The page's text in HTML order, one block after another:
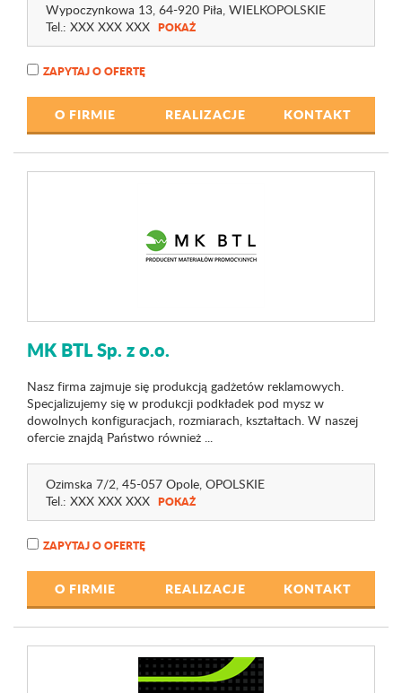
Wypoczynkowa 13, 64-920 Piła, WIELKOPOLSKIE
Tel.: XXX XXX XXX POKAŻ
ZAPYTAJ O OFERTĘ
O FIRMIE REALIZACJE KONTAKT
MK BTL Sp. z o.o.
Nasz firma zajmuje się produkcją gadżetów reklamowych.
Specjalizujemy się w produkcji podkładek pod mysz w
dowolnych konfiguracjach, rozmiarach, kształtach. W naszej
ofercie znajdą Państwo również ...
Ozimska 7/2, 45-057 Opole, OPOLSKIE
Tel.: XXX XXX XXX POKAŻ
ZAPYTAJ O OFERTĘ
O FIRMIE REALIZACJE KONTAKT